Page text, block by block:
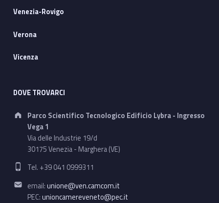
Venezia-Rovigo
Verona
Vicenza
DOVE TROVARCI
Address:
Parco Scientifico Tecnologico Edificio Lybra - Ingresso
Vega 1
Via delle Industrie 19/d
30175 Venezia - Marghera (VE)
Phone number:
Tel. +39 041 0999311
Email address:
email:unione@ven.camcom.it
PEC:unioncamereveneto@pec.it